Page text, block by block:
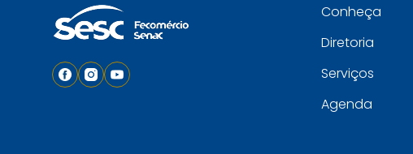
Conheça
Diretoria
Serviços
Agenda